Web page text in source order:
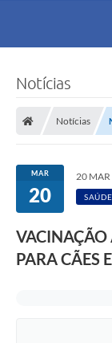
Notícias
Notícias
MAR
20
20
SAÚDE
PARA CÃES